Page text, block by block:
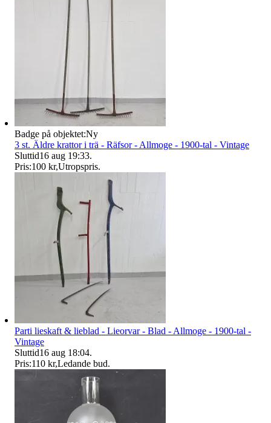
Badge på objektet:Ny
3 st. Äldre krattor i trä - Räfsor - Allmoge - 1900-tal - Vintage
Sluttid16 aug 19:33.
Pris:100 kr,Utropspris.
Parti lieskaft & lieblad - Lieorvar - Blad - Allmoge - 1900-tal -
Vintage
Sluttid16 aug 18:04.
Pris:110 kr,Ledande bud.